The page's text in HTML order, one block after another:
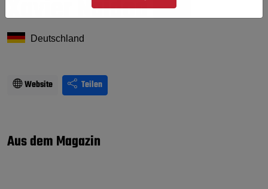
Xavier Naidoo Folgen
Deutschland
Website Teilen
Aus dem Magazin